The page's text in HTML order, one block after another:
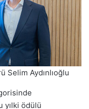
Selim Aydınlıoğlu
yılki ödülü